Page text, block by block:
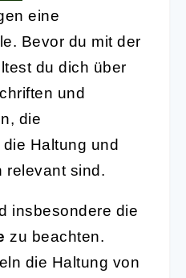
eine
Bevor du mit der
du dich über
und
die
Haltung und
relevant sind.
insbesondere die
zu beachten.
die Haltung von